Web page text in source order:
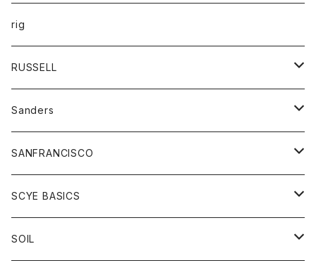
ニット
ベスト
コート
ボトム
ワンピース
キッズ
オーバーオール
ボトム
ペインターパンツ
トップス
Tシャツ
グッズ
帽子
rig
RUSSELL
アウター
コート
パーカー
スカート
Tシャツ
トップス
Sanders
グッズ
靴
SANFRANCISCO
アウター
カーディガン
グッズ
SCYE BASICS
ボトム
SOIL